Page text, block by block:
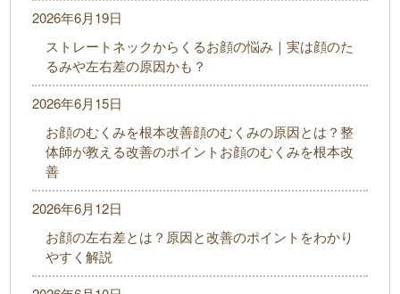
ストレートネックからくるお顔の悩み｜実は顔のた
るみや左右差の原因かも？
2026年6月19日
お顔のむくみを根本改善顔のむくみの原因とは？整
体師が教える改善のポイントお顔のむくみを根本改
善
2026年6月15日
お顔の左右差とは？原因と改善のポイントをわかり
やすく解説
2026年6月12日